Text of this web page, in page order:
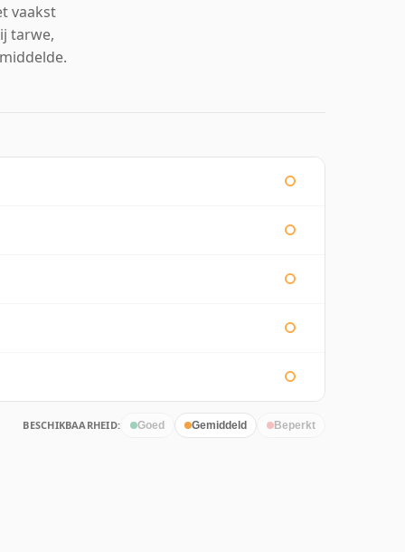
vaakst
tarwe,
BESCHIKBAARHEID: Goed Gemiddeld Beperkt